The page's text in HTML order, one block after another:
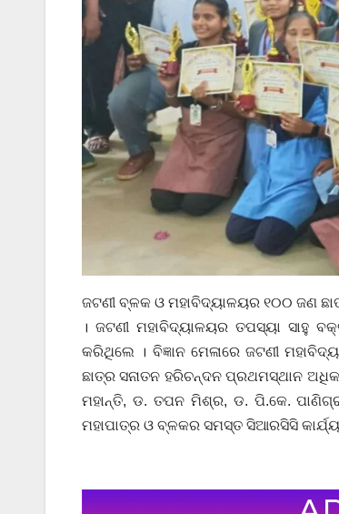
ଜଟଣୀ ବ୍ଳକ ଓ ମହାବିଦ୍ୟାଳୟର ୧୦୦ ଜଣ
। ଜଟଣୀ ମହାବିଦ୍ୟାଳୟର ତପସ୍ୟା ସାହୁ
କରିଥିଲେ । ବିଜ୍ଞାନ ମେଳାରେ ଜଟଣୀ
ଛାତ୍ର ସନାତନ ହରିଚନ୍ଦନ ପ୍ରଥମସ୍ଥାନ
ମହାନ୍ତି, ଡ. ତପନ ମିଶ୍ର, ଡ. ପି.କେ.
ମହାପାତ୍ର ଓ ବ୍ଳକର ସମସ୍ତ ସିଆରସିସି